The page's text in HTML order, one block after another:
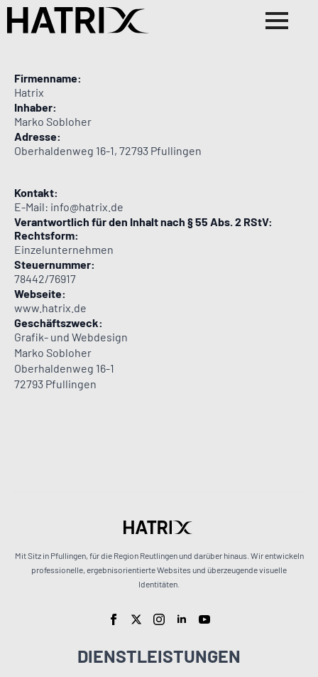
Firmenname:
Hatrix
Inhaber:
Marko Sobloher
Adresse:
Oberhaldenweg 16-1, 72793 Pfullingen
Kontakt:
E-Mail: info@hatrix.de
Verantwortlich für den Inhalt nach § 55 Abs. 2 RStV:
Rechtsform:
Einzelunternehmen
Steuernummer:
78442/76917
Webseite:
www.hatrix.de
Geschäftszweck:
Grafik- und Webdesign
Marko Sobloher
Oberhaldenweg 16-1
72793 Pfullingen
Mit Sitz in Pfullingen, für die Region Reutlingen und darüber hinaus. Wir entwickeln
professionelle, ergebnisorientierte Websites und überzeugende visuelle
Identitäten.
DIENSTLEISTUNGEN